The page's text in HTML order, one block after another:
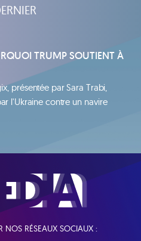
TRUMP SOUTIENT À
présentée par Sara Trabi,
l'Ukraine contre un navire
NOS RÉSEAUX SOCIAUX :